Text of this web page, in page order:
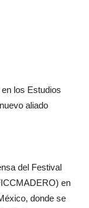
los Estudios
aliado
del Festival
en
donde se